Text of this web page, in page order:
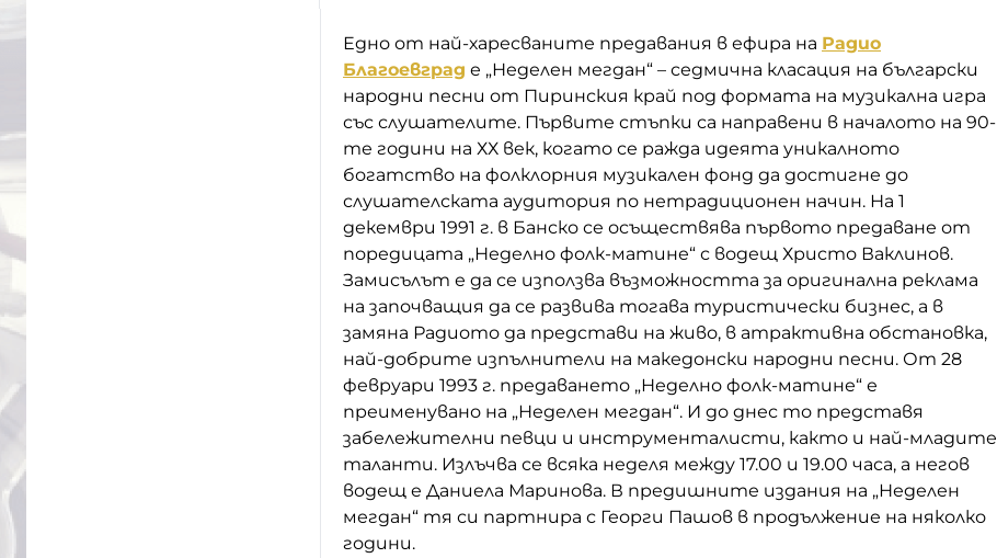
Едно от най-харесваните предавания в ефира на Радио
Благоевград е „Неделен мегдан“ – седмична класация на български
народни песни от Пиринския край под формата на музикална игра
със слушателите. Първите стъпки са направени в началото на 90-
те години на ХХ век, когато се ражда идеята уникалното
богатство на фолклорния музикален фонд да достигне до
слушателската аудитория по нетрадиционен начин. На 1
декември 1991 г. в Банско се осъществява първото предаване от
поредицата „Неделно фолк-матине“ с водещ Христо Ваклинов.
Замисълът е да се използва възможността за оригинална реклама
на започващия да се развива тогава туристически бизнес, а в
замяна Радиото да представи на живо, в атрактивна обстановка,
най-добрите изпълнители на македонски народни песни. От 28
февруари 1993 г. предаването „Неделно фолк-матине“ е
преименувано на „Неделен мегдан“. И до днес то представя
забележителни певци и инструменталисти, както и най-младите
таланти. Излъчва се всяка неделя между 17.00 и 19.00 часа, а негов
водещ е Даниела Маринова. В предишните издания на „Неделен
мегдан“ тя си партнира с Георги Пашов в продължение на няколко
години.